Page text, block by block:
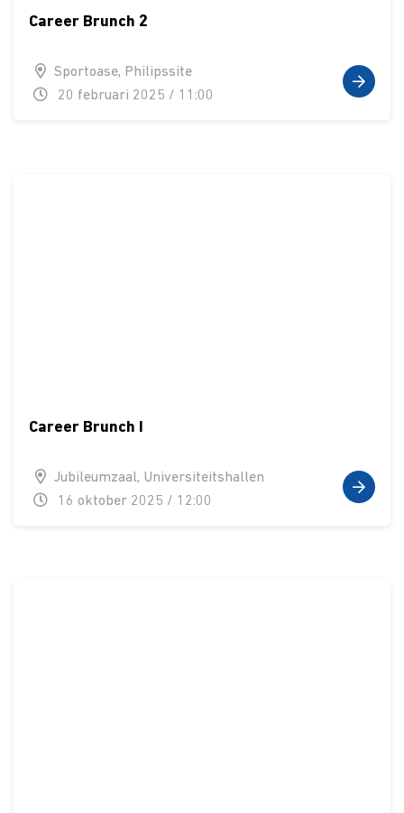
Career Brunch 2
Sportoase, Philipssite
20 februari 2025 / 11:00
Career Brunch I
Jubileumzaal, Universiteitshallen
16 oktober 2025 / 12:00